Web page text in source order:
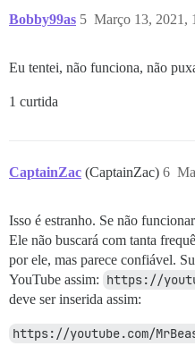
Bobby99as Março 13, 2021,
5
Eu tentei, não funciona, não
1 curtida
CaptainZac (CaptainZac) 6
Isso é estranho. Se não
Ele não buscará com tanta
por ele, mas parece confiável.
YouTube assim: https://
deve ser inserida assim:
https://youtube.com/